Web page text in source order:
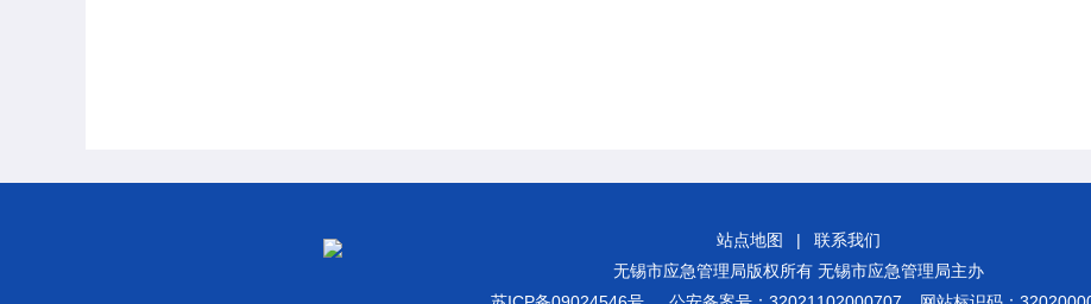
站点地图 |
联系我们
无锡市应急管理局版权所有 无锡市应急管理局主办